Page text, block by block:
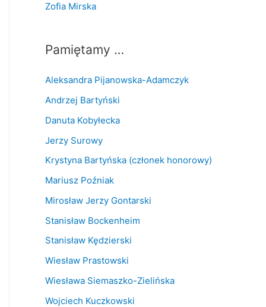
Zofia Mirska
Pamiętamy …
Aleksandra Pijanowska-Adamczyk
Andrzej Bartyński
Danuta Kobyłecka
Jerzy Surowy
Krystyna Bartyńska (członek honorowy)
Mariusz Poźniak
Mirosław Jerzy Gontarski
Stanisław Bockenheim
Stanisław Kędzierski
Wiesław Prastowski
Wiesława Siemaszko-Zielińska
Wojciech Kuczkowski